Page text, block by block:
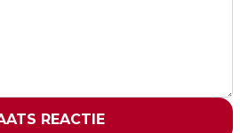
REACTIE